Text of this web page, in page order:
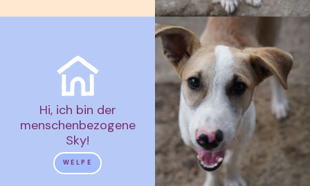
Hi, ich bin der
menschenbezogene
Sky!
WELPE